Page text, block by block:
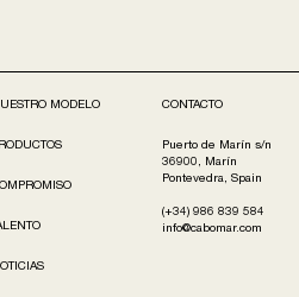
MODELO CONTACTO
Puerto de Marín s/n
36900, Marín
Pontevedra, Spain
(+34) 986 839 584
info@cabomar.com